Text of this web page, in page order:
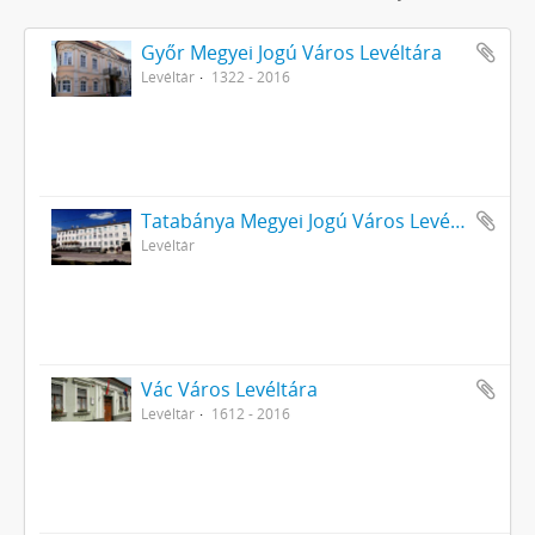
Győr Megyei Jogú Város Levéltára
Levéltár 1322 - 2016
Tatabánya Megyei Jogú Város Levéltára
Levéltár
Vác Város Levéltára
Levéltár 1612 - 2016